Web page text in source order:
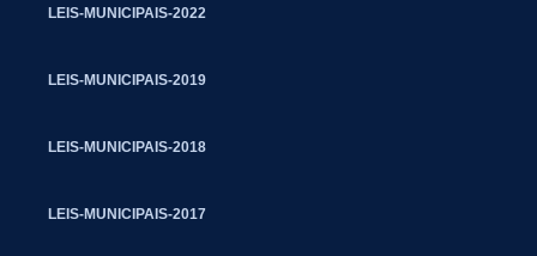
LEIS-MUNICIPAIS-2022
LEIS-MUNICIPAIS-2019
LEIS-MUNICIPAIS-2018
LEIS-MUNICIPAIS-2017